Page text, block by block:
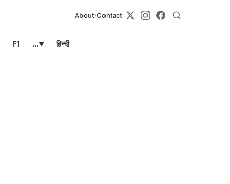
About/Contact
F1 ...▼ हिन्दी